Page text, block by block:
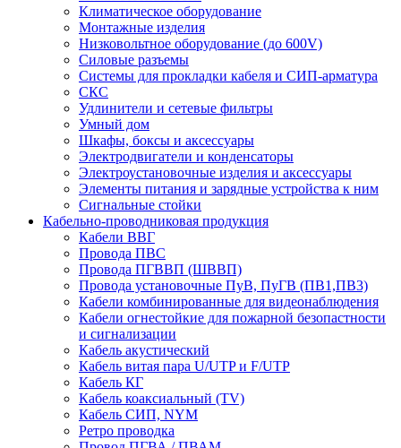
Климатическое оборудование
Монтажные изделия
Низковольтное оборудование (до 600V)
Силовые разъемы
Системы для прокладки кабеля и СИП-арматура
СКС
Удлинители и сетевые фильтры
Умный дом
Шкафы, боксы и аксессуары
Электродвигатели и конденсаторы
Электроустановочные изделия и аксессуары
Элементы питания и зарядные устройства к ним
Сигнальные стойки
Кабельно-проводниковая продукция
Кабели ВВГ
Провода ПВС
Провода ПГВВП (ШВВП)
Провода установочные ПуВ, ПуГВ (ПВ1,ПВ3)
Кабели комбинированные для видеонаблюдения
Кабели огнестойкие для пожарной безопастности
и сигнализации
Кабель акустический
Кабель витая пара U/UTP и F/UTP
Кабель КГ
Кабель коаксиальный (TV)
Кабель СИП, NYM
Ретро проводка